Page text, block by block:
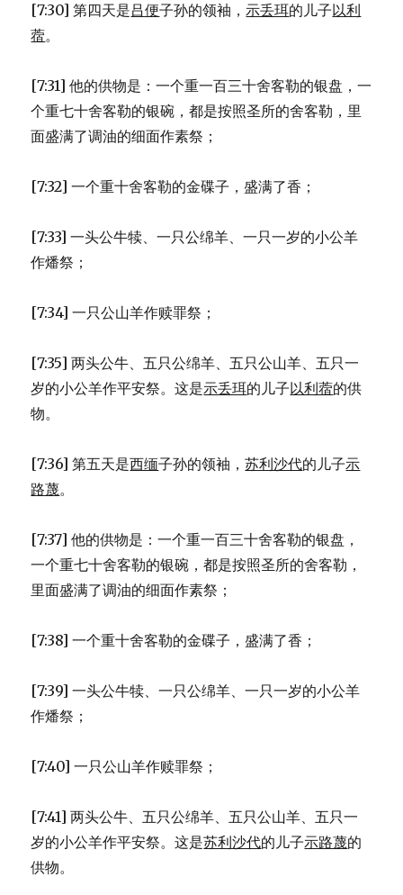
[7:30] 第四天是吕便子孙的领袖，示丢珥的儿子以利
蓿。
[7:31] 他的供物是：一个重一百三十舍客勒的银盘，一
个重七十舍客勒的银碗，都是按照圣所的舍客勒，里
面盛满了调油的细面作素祭；
[7:32] 一个重十舍客勒的金碟子，盛满了香；
[7:33] 一头公牛犊、一只公绵羊、一只一岁的小公羊
作燔祭；
[7:34] 一只公山羊作赎罪祭；
[7:35] 两头公牛、五只公绵羊、五只公山羊、五只一
岁的小公羊作平安祭。这是示丢珥的儿子以利蓿的供
物。
[7:36] 第五天是西缅子孙的领袖，苏利沙代的儿子示
路蔑。
[7:37] 他的供物是：一个重一百三十舍客勒的银盘，
一个重七十舍客勒的银碗，都是按照圣所的舍客勒，
里面盛满了调油的细面作素祭；
[7:38] 一个重十舍客勒的金碟子，盛满了香；
[7:39] 一头公牛犊、一只公绵羊、一只一岁的小公羊
作燔祭；
[7:40] 一只公山羊作赎罪祭；
[7:41] 两头公牛、五只公绵羊、五只公山羊、五只一
岁的小公羊作平安祭。这是苏利沙代的儿子示路蔑的
供物。